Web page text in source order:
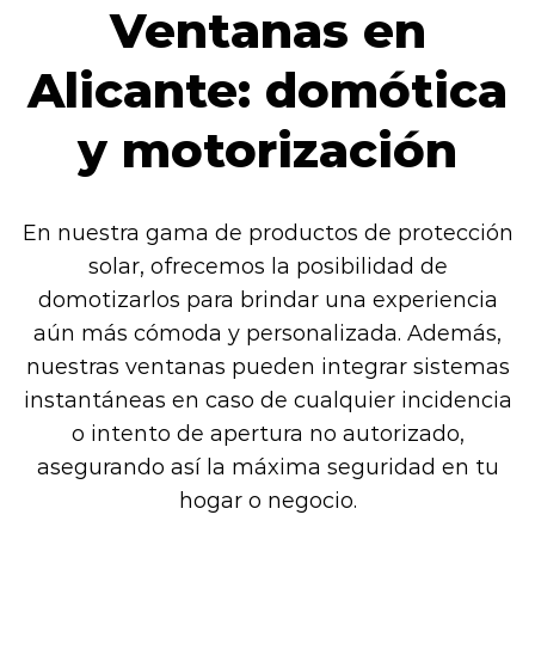
Ventanas en
Alicante: domótica
y motorización
En nuestra gama de productos de protección
solar, ofrecemos la posibilidad de
domotizarlos para brindar una experiencia
aún más cómoda y personalizada. Además,
nuestras ventanas pueden integrar sistemas
instantáneas en caso de cualquier incidencia
o intento de apertura no autorizado,
asegurando así la máxima seguridad en tu
hogar o negocio.